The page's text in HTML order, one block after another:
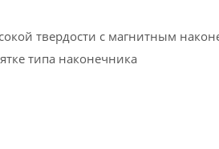
твердости с магнитным
типа наконечника